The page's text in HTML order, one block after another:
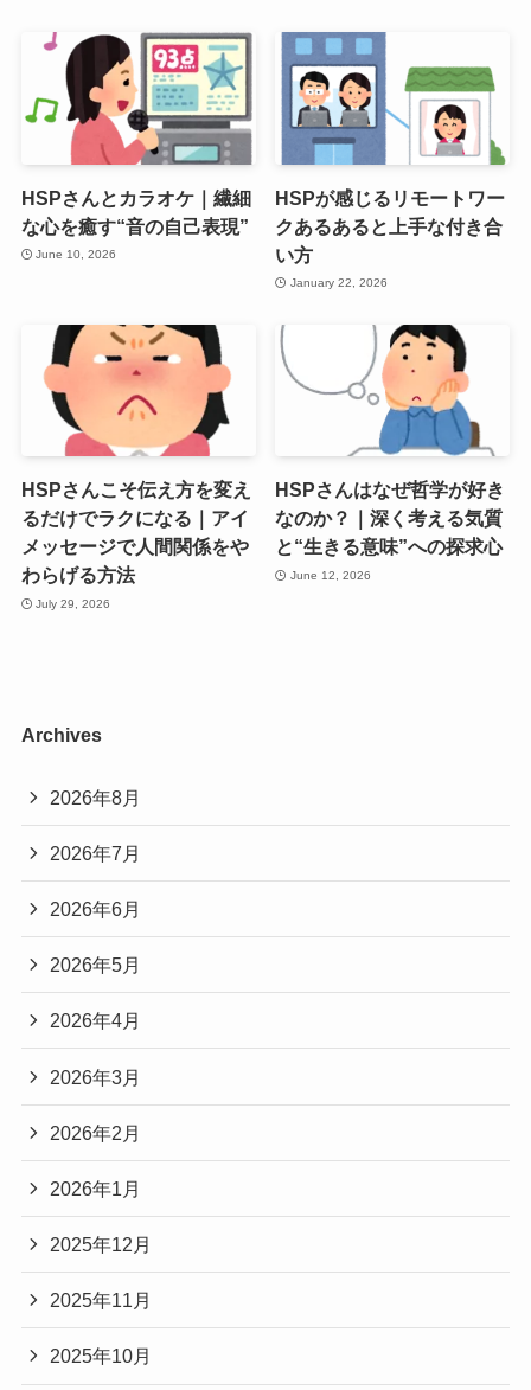
HSPさんとカラオケ｜繊細
な心を癒す“音の自己表現”
June 10, 2026
HSPが感じるリモートワー
クあるあると上手な付き合
い方
January 22, 2026
HSPさんこそ伝え方を変え
るだけでラクになる｜アイ
メッセージで人間関係をや
わらげる方法
July 29, 2026
HSPさんはなぜ哲学が好き
なのか？｜深く考える気質
と“生きる意味”への探求心
June 12, 2026
Archives
2026年8月
2026年7月
2026年6月
2026年5月
2026年4月
2026年3月
2026年2月
2026年1月
2025年12月
2025年11月
2025年10月